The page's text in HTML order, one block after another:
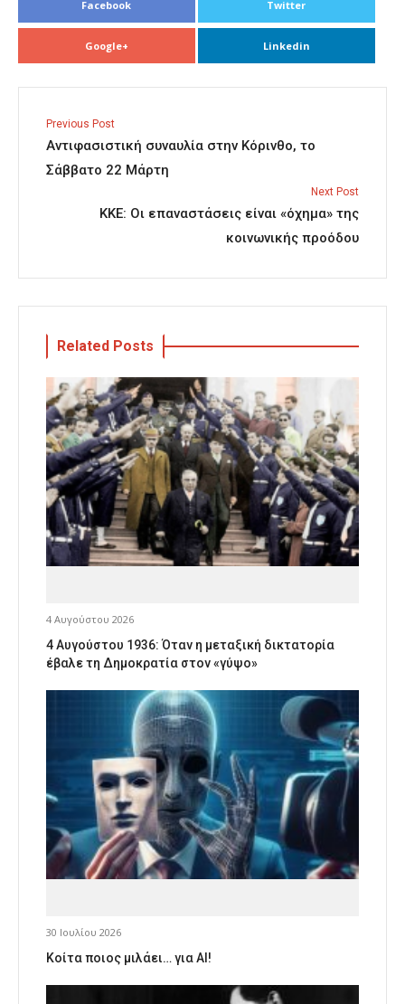
Facebook Twitter
Google+ Linkedin
Previous Post
Αντιφασιστική συναυλία στην Κόρινθο, το
Σάββατο 22 Μάρτη
Next Post
ΚΚΕ: Οι επαναστάσεις είναι «όχημα» της
κοινωνικής προόδου
Related Posts
4 Αυγούστου 2026
4 Αυγούστου 1936: Όταν η μεταξική δικτατορία
έβαλε τη Δημοκρατία στον «γύψο»
30 Ιουλίου 2026
Κοίτα ποιος μιλάει… για AI!